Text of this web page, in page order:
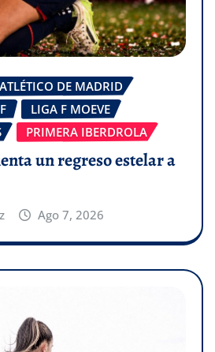
ATLÉTICO DE MADRID
LIGA F MOEVE
PRIMERA IBERDROLA
un regreso estelar a
Ago 7, 2026